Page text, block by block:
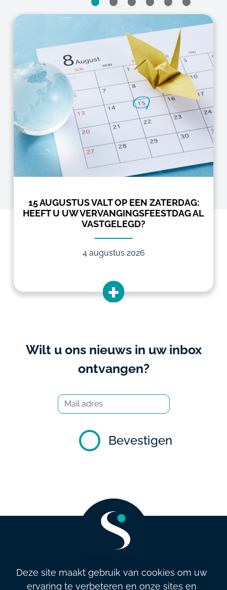
15 AUGUSTUS VALT OP EEN ZATERDAG:
HEEFT U UW VERVANGINGSFEESTDAG AL
VASTGELEGD?
4 augustus 2026
Wilt u ons nieuws in uw inbox
ontvangen?
Bevestigen
Deze site maakt gebruik van cookies om uw
ervaring te verbeteren en onze sites en